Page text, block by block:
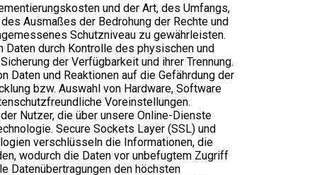
und der Art, des Umfangs,
Ausmaßes der Bedrohung der Rechte und
Schutzniveau zu gewährleisten.
durch Kontrolle des physischen und
der Verfügbarkeit und ihrer Trennung.
Daten und Reaktionen auf die Gefährdung der
bzw. Auswahl von Hardware, Software
Voreinstellungen.
Nutzer, die über unsere Online-Dienste
Secure Sockets Layer (SSL) und
verschlüsseln die Informationen, die
wodurch die Daten vor unbefugtem Zugriff
Datenübertragungen den höchsten